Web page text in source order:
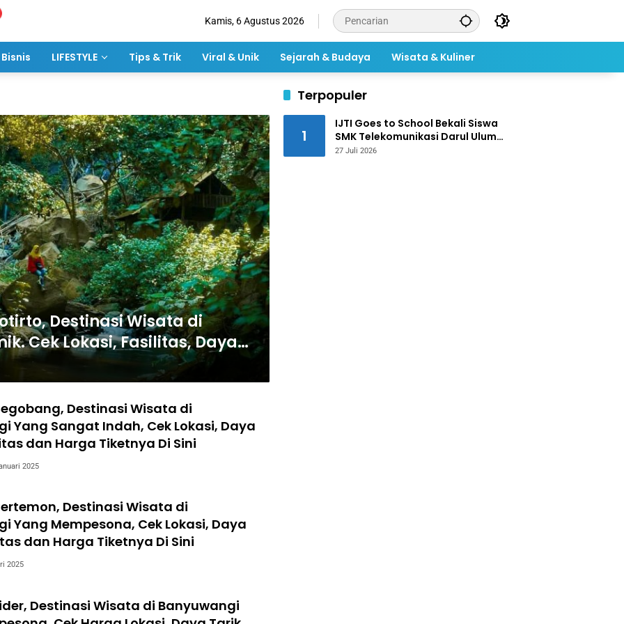
Kamis, 6 Agustus 2026
LIFESTYLE Tips & Trik Viral & Unik Sejarah & Budaya Wisata & Kuliner
Destinasi Wisata di
Cek Lokasi, Fasilitas, Daya
Destinasi Wisata di
Yang Sangat Indah, Cek Lokasi, Daya
dan Harga Tiketnya Di Sini
2025
Destinasi Wisata di
Yang Mempesona, Cek Lokasi, Daya
dan Harga Tiketnya Di Sini
2025
Destinasi Wisata di Banyuwangi
Terpopuler
1
IJTI Goes to School Bekali Siswa
SMK Telekomunikasi Darul Ulum
Jombang Kuasai Jurnalistik
27 Juli 2026